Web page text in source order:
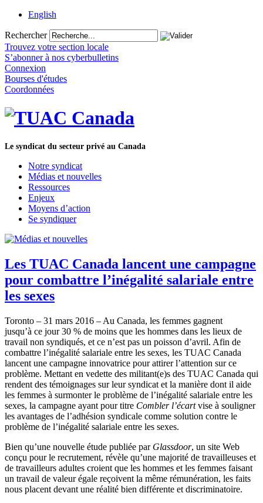
English
Rechercher
Trouvez votre section locale
S’abonner à nos cyberbulletins
Connexion
Bourses d'études
Coordonnées
Le syndicat du secteur privé au Canada
Notre syndicat
Médias et nouvelles
Ressources
Enjeux
Moyens d’action
Se syndiquer
Les TUAC Canada lancent une campagne
pour combattre l’inégalité salariale entre
les sexes
Toronto – 31 mars 2016 – Au Canada, les femmes gagnent
jusqu’à ce jour 30 % de moins que les hommes dans les lieux de
travail non syndiqués, et ce n’est pas un poisson d’avril. Afin de
combattre l’inégalité salariale entre les sexes, les TUAC Canada
lancent une campagne innovatrice pour attirer l’attention sur ce
problème. Mettant en vedette des militant(e)s des TUAC Canada qui
rendent des témoignages sur leur syndicat et la manière dont il aide
les femmes à surmonter le problème de l’inégalité salariale entre les
sexes, la campagne ayant pour titre Combler l’écartvise à souligner
les avantages de l’adhésion syndicale comme solution contre le
problème de l’inégalité salariale entre les sexes.
Bien qu’une nouvelle étude publiée par Glassdoor, un site Web
conçu pour le recrutement, révèle qu’une majorité de travailleuses et
de travailleurs adultes croient que les hommes et les femmes faisant
un travail de valeur égale reçoivent la même rémunération, les faits
nous placent devant une réalité bien différente et discriminatoire.